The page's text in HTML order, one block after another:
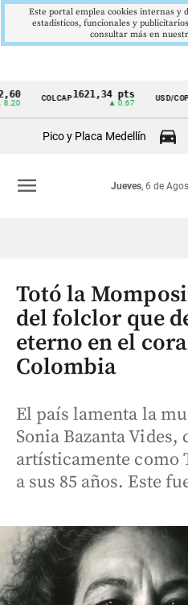
Cintillo
Colombia
COLCAP1621,34 pts USD/COP
▲ 0.42
Pico y Placa Medellín
Jueves, 6 de
menu
Totó la
del folclor que
eterno en el
Colombia
El país lamenta la
Sonia Bazanta Vides,
artísticamente como
a sus 85 años. Este
Este portal emplea cookies internas y
estadísticos, funcionales y
consultar más en